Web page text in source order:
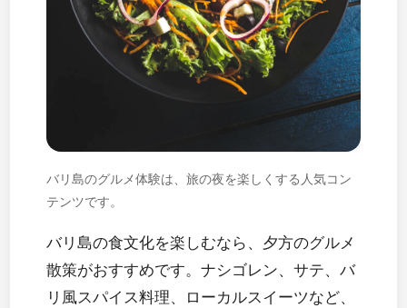
バリ島のグルメ体験は、旅の夜を楽しくする人気コン
テンツです。
バリ島の食文化を楽しむなら、夕方のグルメ
散策がおすすめです。ナシゴレン、サテ、バ
リ風スパイス料理、ローカルスイーツなど、